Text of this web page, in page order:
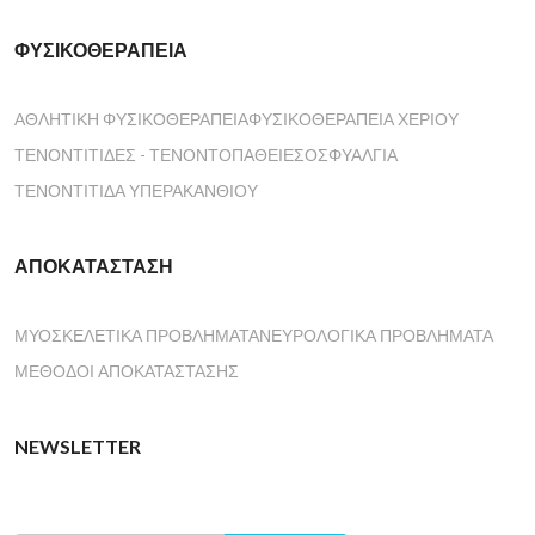
ΦΥΣΙΚΟΘΕΡΑΠΕΊΑ
ΑΘΛΗΤΙΚΉ ΦΥΣΙΚΟΘΕΡΑΠΕΊΑΦΥΣΙΚΟΘΕΡΑΠΕΊΑ ΧΕΡΙΟΎ
ΤΕΝΟΝΤΊΤΙΔΕΣ - ΤΕΝΟΝΤΟΠΆΘΕΙΕΣΟΣΦΥΑΛΓΊΑ
ΤΕΝΟΝΤΊΤΙΔΑ ΥΠΕΡΑΚΑΝΘΙΟΎ
ΑΠΟΚΑΤΆΣΤΑΣΗ
ΜΥΟΣΚΕΛΕΤΙΚΆ ΠΡΟΒΛΉΜΑΤΑΝΕΥΡΟΛΟΓΙΚΆ ΠΡΟΒΛΉΜΑΤΑ
ΜΈΘΟΔΟΙ ΑΠΟΚΑΤΆΣΤΑΣΗΣ
NEWSLETTER